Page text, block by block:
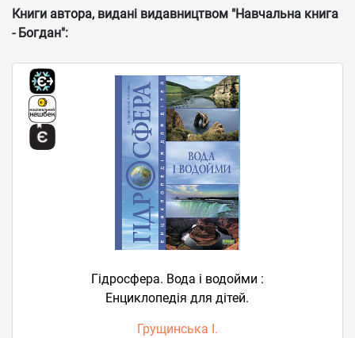
Книги автора, видані видавництвом "Навчальна книга
- Богдан":
Гідросфера. Вода і водойми :
Енциклопедія для дітей.
Грущинська І.